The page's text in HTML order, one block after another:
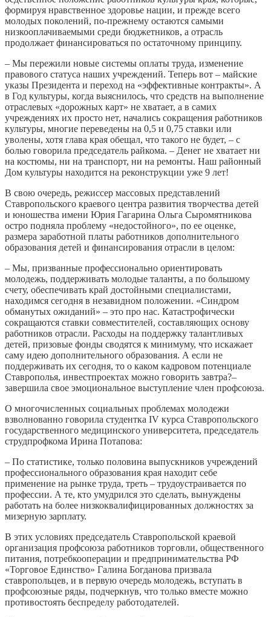
формируя нравственное здоровье нации, и прежде всего
молодых поколений, по-прежнему остаются самыми
низкооплачиваемыми среди бюджетников, а отрасль
продолжает финансироваться по остаточному принципу.
– Мы пережили новые системы оплаты труда, изменение
правового статуса наших учреждений. Теперь вот – майские
указы Президента и переход на «эффективные контракты». А
в Год культуры, когда выяснилось, что средств на выполнение
отраслевых «дорожных карт» не хватает, а в самих
учреждениях их просто нет, начались сокращения работников
культуры, многие переведены на 0,5 и 0,75 ставки или
уволены, хотя глава края обещал, что такого не будет, – с
болью говорила председатель райкома. – Денег не хватает ни
на костюмы, ни на транспорт, ни на ремонты. Наш районный
Дом культуры находится на реконструкции уже 9 лет!
В свою очередь, режиссер массовых представлений
Ставропольского краевого центра развития творчества детей
и юношества имени Юрия Гагарина Ольга Сыромятникова
остро подняла проблему «недостойного», по ее оценке,
размера заработной платы работников дополнительного
образования детей и финансирования отрасли в целом:
– Мы, призванные профессионально ориентировать
молодежь, поддерживать молодые таланты, а по большому
счету, обеспечивать край достойными специалистами,
находимся сегодня в незавидном положении. «Синдром
обманутых ожиданий» – это про нас. Катастрофически
сокращаются ставки совместителей, составляющих основу
работников отрасли. Расходы на поддержку талантливых
детей, призовые фонды сводятся к минимуму, что искажает
саму идею дополнительного образования. А если не
поддерживать их сегодня, то о каком кадровом потенциале
Ставрополья, инвестпроектах можно говорить завтра?–
завершила свое эмоциональное выступление член профсоюза.
О многочисленных социальных проблемах молодежи
взволнованно говорила студентка IV курса Ставропольского
государственного медицинского университета, председатель
струдпрофкома Ирина Потапова:
– По статистике, только половина выпускников учреждений
профессионального образования края находит себе
применение на рынке труда, треть – трудоустраивается по
профессии. А те, кто умудрился это сделать, вынуждены
работать на более низкоквалифицированных должностях за
мизерную зарплату.
В этих условиях председатель Ставропольской краевой
организация профсоюза работников торговли, общественного
питания, потребкооперации и предпринимательства РФ
«Торговое Единство» Галина Богданова призвала
ставропольцев, и в первую очередь молодежь, вступать в
профсоюзные ряды, подчеркнув, что только вместе можно
противостоять беспределу работодателей.